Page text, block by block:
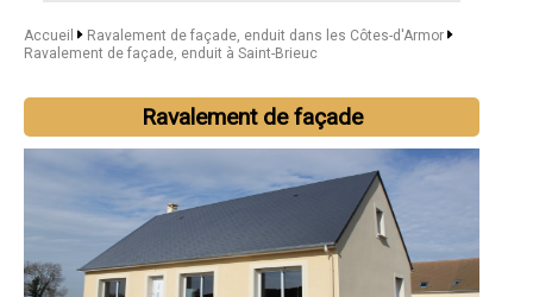
Accueil
Ravalement de façade, enduit dans les Côtes-d'Armor
Ravalement de façade, enduit à Saint-Brieuc
Ravalement de façade